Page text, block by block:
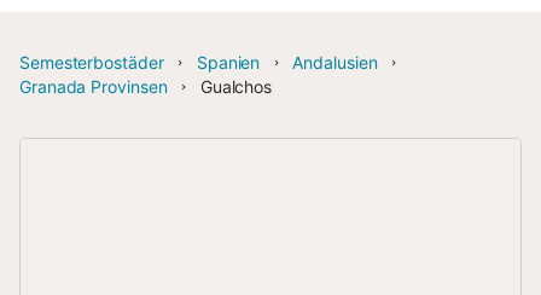
Semesterbostäder Spanien
Andalusien
Granada Provinsen
Gualchos